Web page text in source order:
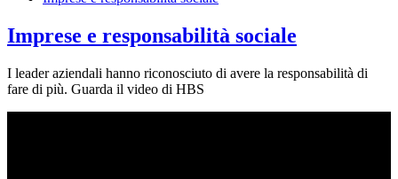
Imprese e responsabilità sociale
I leader aziendali hanno riconosciuto di avere la responsabilità di
fare di più. Guarda il video di HBS